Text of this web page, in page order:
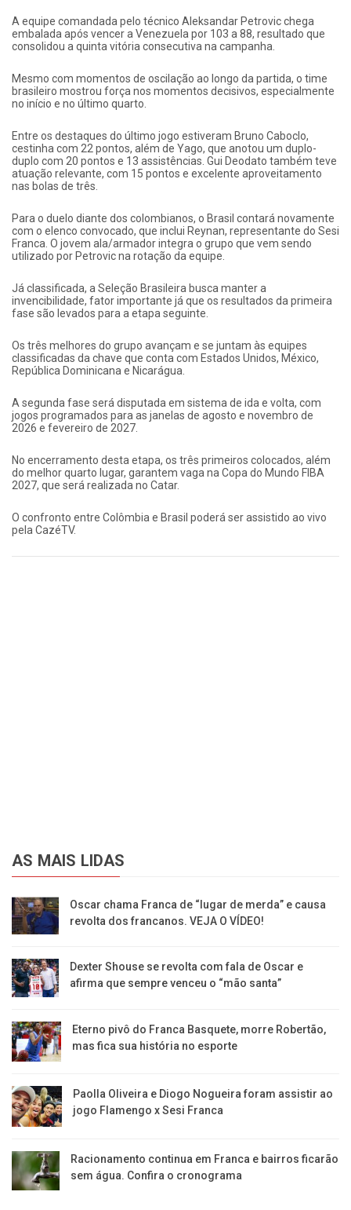
A equipe comandada pelo técnico Aleksandar Petrovic chega
embalada após vencer a Venezuela por 103 a 88, resultado que
consolidou a quinta vitória consecutiva na campanha.
Mesmo com momentos de oscilação ao longo da partida, o time
brasileiro mostrou força nos momentos decisivos, especialmente
no início e no último quarto.
Entre os destaques do último jogo estiveram Bruno Caboclo,
cestinha com 22 pontos, além de Yago, que anotou um duplo-
duplo com 20 pontos e 13 assistências. Gui Deodato também teve
atuação relevante, com 15 pontos e excelente aproveitamento
nas bolas de três.
Para o duelo diante dos colombianos, o Brasil contará novamente
com o elenco convocado, que inclui Reynan, representante do Sesi
Franca. O jovem ala/armador integra o grupo que vem sendo
utilizado por Petrovic na rotação da equipe.
Já classificada, a Seleção Brasileira busca manter a
invencibilidade, fator importante já que os resultados da primeira
fase são levados para a etapa seguinte.
Os três melhores do grupo avançam e se juntam às equipes
classificadas da chave que conta com Estados Unidos, México,
República Dominicana e Nicarágua.
A segunda fase será disputada em sistema de ida e volta, com
jogos programados para as janelas de agosto e novembro de
2026 e fevereiro de 2027.
No encerramento desta etapa, os três primeiros colocados, além
do melhor quarto lugar, garantem vaga na Copa do Mundo FIBA
2027, que será realizada no Catar.
O confronto entre Colômbia e Brasil poderá ser assistido ao vivo
pela CazéTV.
AS MAIS LIDAS
Oscar chama Franca de “lugar de merda” e causa
revolta dos francanos. VEJA O VÍDEO!
Dexter Shouse se revolta com fala de Oscar e
afirma que sempre venceu o “mão santa”
Eterno pivô do Franca Basquete, morre Robertão,
mas fica sua história no esporte
Paolla Oliveira e Diogo Nogueira foram assistir ao
jogo Flamengo x Sesi Franca
Racionamento continua em Franca e bairros ficarão
sem água. Confira o cronograma